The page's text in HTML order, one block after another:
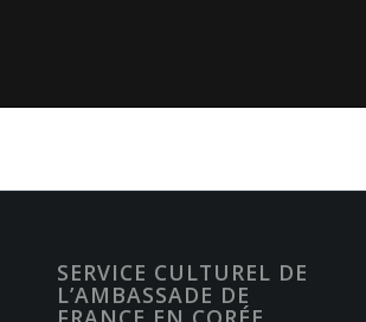
SERVICE CULTUREL DE
L’AMBASSADE DE